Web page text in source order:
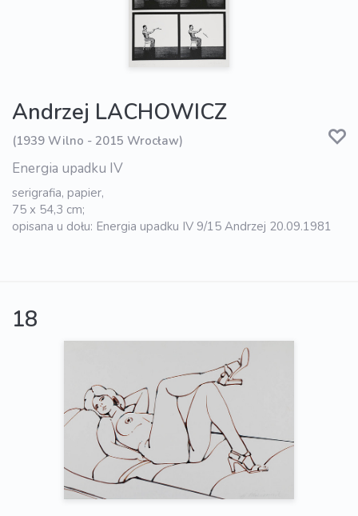
Andrzej LACHOWICZ
(1939 Wilno - 2015 Wrocław)
Energia upadku IV
serigrafia, papier,
75 x 54,3 cm;
opisana u dołu: Energia upadku IV 9/15 Andrzej 20.09.1981
18